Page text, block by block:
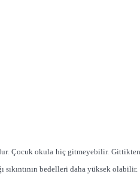
Çocuk okula hiç gitmeyebilir.
bedelleri daha yüksek olabilir.